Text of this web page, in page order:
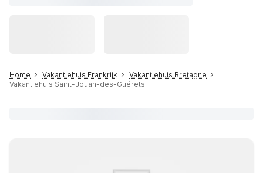
Home Vakantiehuis Frankrijk
Vakantiehuis Bretagne
Vakantiehuis Saint-Jouan-des-Guérets